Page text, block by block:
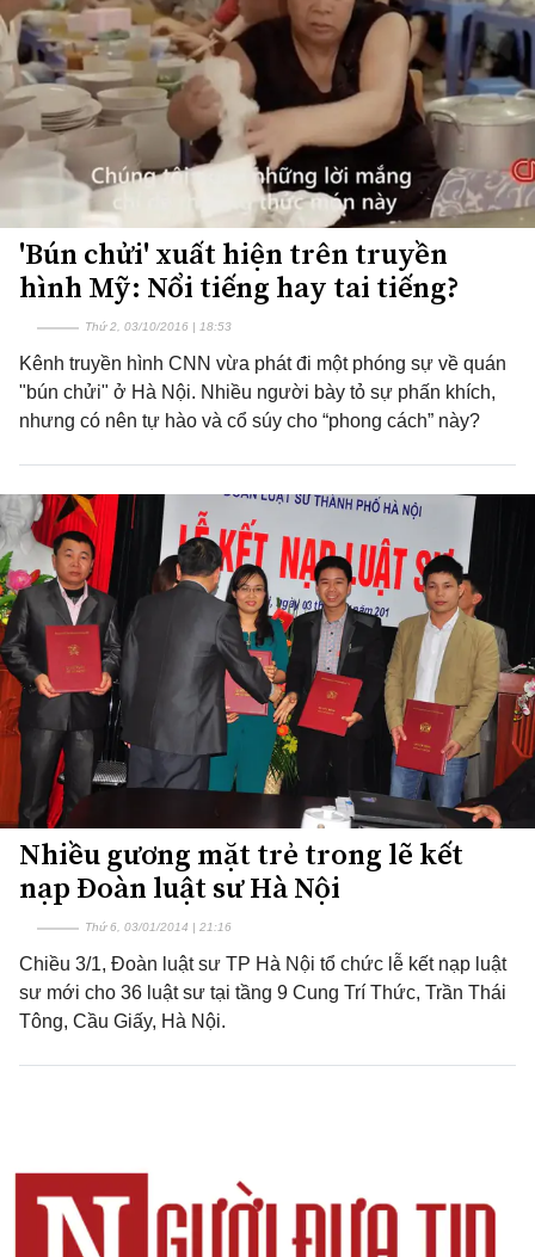
'Bún chửi' xuất hiện trên truyền
hình Mỹ: Nổi tiếng hay tai tiếng?
Thứ 2, 03/10/2016 | 18:53
Kênh truyền hình CNN vừa phát đi một phóng sự về quán
"bún chửi" ở Hà Nội. Nhiều người bày tỏ sự phấn khích,
nhưng có nên tự hào và cổ súy cho “phong cách” này?
Nhiều gương mặt trẻ trong lẽ kết
nạp Đoàn luật sư Hà Nội
Thứ 6, 03/01/2014 | 21:16
Chiều 3/1, Đoàn luật sư TP Hà Nội tổ chức lễ kết nạp luật
sư mới cho 36 luật sư tại tầng 9 Cung Trí Thức, Trần Thái
Tông, Cầu Giấy, Hà Nội.